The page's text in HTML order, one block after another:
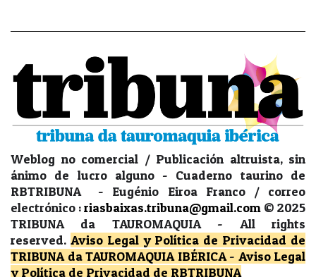
Weblog no comercial / Publicación altruista, sin
ánimo de lucro alguno - Cuaderno taurino de
RBTRIBUNA - Eugénio Eiroa Franco / correo
electrónico :riasbaixas.tribuna@gmail.com © 2025
TRIBUNA da TAUROMAQUIA - All rights
reserved. Aviso Legal y Política de Privacidad de
TRIBUNA da TAUROMAQUIA IBÉRICA- Aviso Legal
y Política de Privacidad de RBTRIBUNA